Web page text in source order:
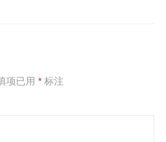
项已用 *标注